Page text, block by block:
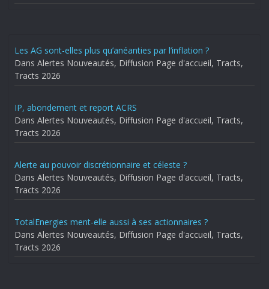
Les AG sont-elles plus qu’anéanties par l’inflation ?
Dans Alertes Nouveautés, Diffusion Page d'accueil, Tracts,
Tracts 2026
IP, abondement et report ACRS
Dans Alertes Nouveautés, Diffusion Page d'accueil, Tracts,
Tracts 2026
Alerte au pouvoir discrétionnaire et céleste ?
Dans Alertes Nouveautés, Diffusion Page d'accueil, Tracts,
Tracts 2026
TotalEnergies ment-elle aussi à ses actionnaires ?
Dans Alertes Nouveautés, Diffusion Page d'accueil, Tracts,
Tracts 2026